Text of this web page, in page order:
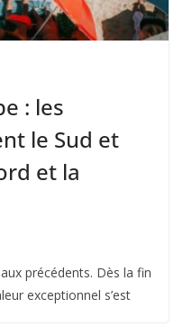
: les
le Sud et
et la
précédents. Dès la fin
exceptionnel s’est